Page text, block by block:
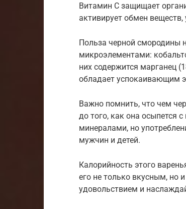
Витамин C защищает
активирует обмен веществ,
Польза черной смородины
микроэлементами:
них содержится марганец
обладает успокаивающим
Важно помнить, что чем
до того, как она осыпется
минералами, но
мужчин и детей.
Калорийность этого
его не только вкусным, но
удовольствием и